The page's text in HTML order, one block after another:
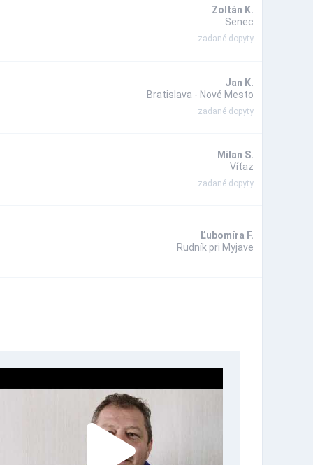
Zoltán K.
Senec
zadané dopyty
Jan K.
Bratislava - Nové Mesto
zadané dopyty
Milan S.
Víťaz
zadané dopyty
Ľubomíra F.
Rudník pri Myjave